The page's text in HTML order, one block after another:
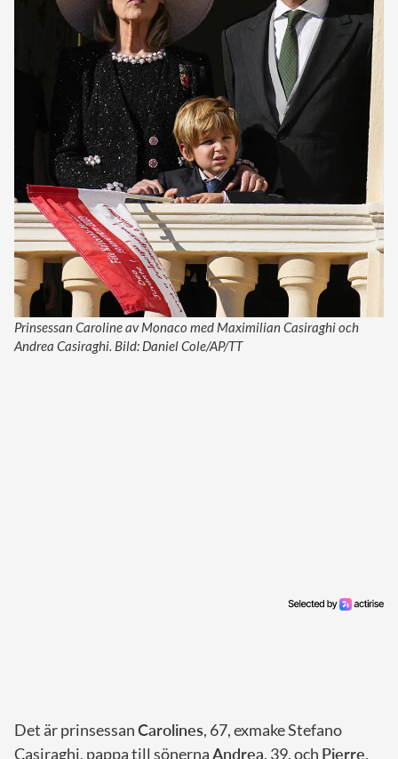
Prinsessan Caroline av Monaco med Maximilian Casiraghi och
Andrea Casiraghi. Bild: Daniel Cole/AP/TT
Det är prinsessanCarolines, 67, exmake Stefano
Casiraghi, pappa till sönernaAndrea, 39, och Pierre,